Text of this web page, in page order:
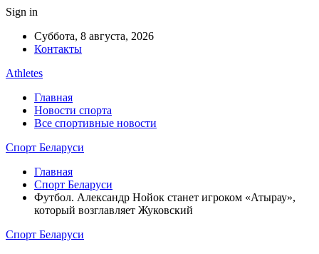
Sign in
Суббота, 8 августа, 2026
Контакты
Athletes
Главная
Новости спорта
Все спортивные новости
Спорт Беларуси
Главная
Спорт Беларуси
Футбол. Александр Нойок станет игроком «Атырау»,
который возглавляет Жуковский
Спорт Беларуси